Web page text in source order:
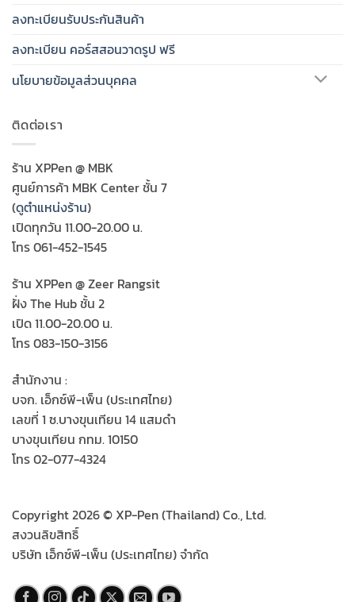
ลงทะเบียนรับประกันสินค้า
ลงทะเบียน คอร์สสอนวาดรูป ฟรี
นโยบายข้อมูลส่วนบุคคล
ติดต่อเรา
ร้าน XPPen @ MBK
ศูนย์การค้า MBK Center ชั้น 7
(ดูตำแหน่งร้าน)
เปิดทุกวัน 11.00-20.00 น.
โทร 061-452-1545
ร้าน XPPen @ Zeer Rangsit
ฝั่ง The Hub ชั้น 2
เปิด 11.00-20.00 น.
โทร 083-150-3156
สำนักงาน :
บจก. เอ็กซ์พี-เพ็น (ประเทศไทย)
เลขที่ 1 ซ.บางขุนเทียน 14 แสมดำ
บางขุนเทียน กทม. 10150
โทร 02-077-4324
Copyright 2026 © XP-Pen (Thailand) Co., Ltd.
สงวนลิขสิทธิ์
บริษัท เอ็กซ์พี-เพ็น (ประเทศไทย) จำกัด